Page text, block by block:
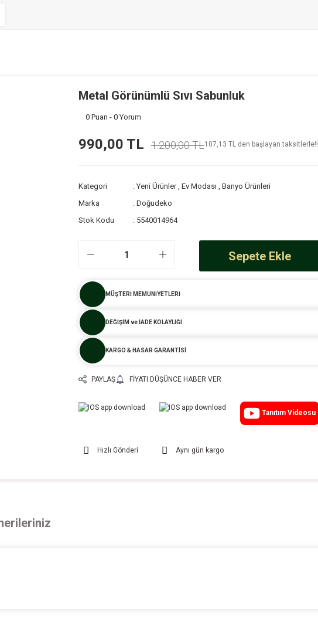
Metal Görünümlü Sıvı Sabunluk
0 Puan - 0 Yorum
990,00 TL 1.200,00 TL107,13 TL den başlayan taksitlerle!!
Kategori Yeni Ürünler , Ev Modası , Banyo Ürünleri
Marka
Doğudeko
Stok Kodu
5540014964
Sepete Ekle
MÜŞTERİ MEMUNİYETLERİ
DEĞİŞİM ve İADE KOLAYLIĞI
KARGO & HASAR GARANTİSİ
PAYLAŞ FIYATI DÜŞÜNCE HABER VER
Tanıtım Videosu
Hızlı Gönderi Aynı gün kargo